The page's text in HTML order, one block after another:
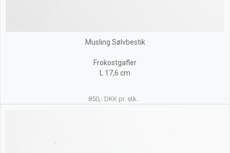
Musling Sølvbestik
Frokostgafler
L 17,6 cm
850,- DKK pr. stk.